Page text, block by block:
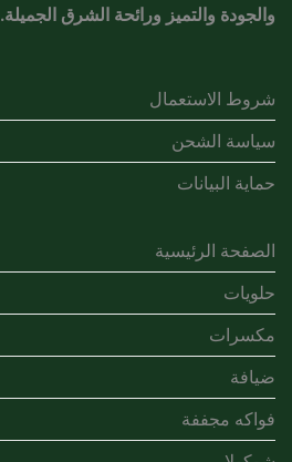
والجودة والتميز ورائحة الشرق الجميلة.
شروط الاستعمال
سياسة الشحن
حماية البيانات
الصفحة الرئيسية
حلويات
مكسرات
ضيافة
فواكه مجففة